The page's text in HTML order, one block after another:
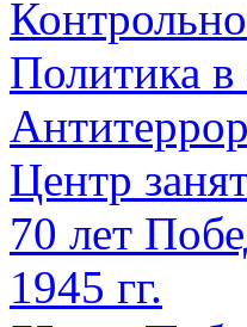
Политика
Центр
70 лет
1945 гг.